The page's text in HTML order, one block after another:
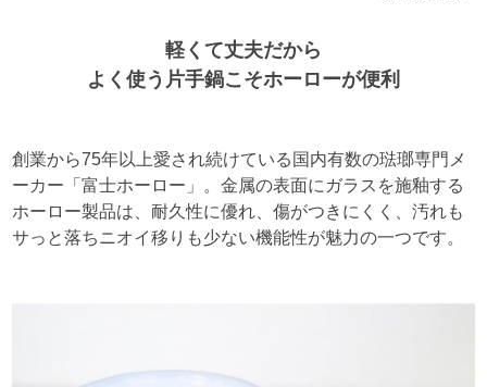
軽くて丈夫だから
よく使う片手鍋こそホーローが便利
創業から75年以上愛され続けている国内有数の琺瑯専門メ
ーカー「富士ホーロー」。金属の表面にガラスを施釉する
ホーロー製品は、耐久性に優れ、傷がつきにくく、汚れも
サっと落ちニオイ移りも少ない機能性が魅力の一つです。